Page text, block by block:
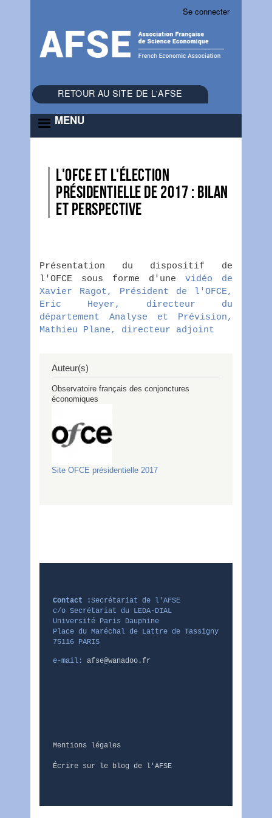
compte
l'utilisateur
Se connecter
RETOUR AU SITE DE L'AFSE
MENU
L'OFCE et l'élection
présidentielle de 2017 : bilan
et perspective
Présentation du dispositif de
l'OFCE sous forme d'une vidéo de
Xavier Ragot, Président de l'OFCE,
Eric Heyer, directeur du
département Analyse et Prévision,
Mathieu Plane, directeur adjoint
Auteur(s)
Observatoire français des conjonctures
économiques
Site OFCE présidentielle 2017
Contact :Secrétariat de l'AFSE
c/o Secrétariat du LEDA-DIAL
Université Paris Dauphine
Place du Maréchal de Lattre de Tassigny
75116 PARIS
e-mail: afse@wanadoo.fr
Mentions légales
Écrire sur le blog de l'AFSE